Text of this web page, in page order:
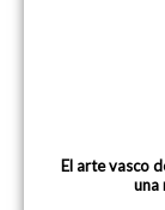
El arte vasco
una